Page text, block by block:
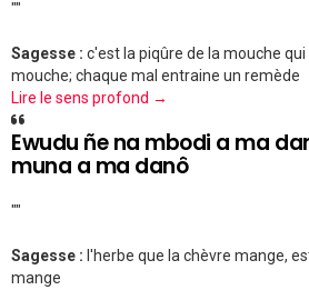
""
Sagesse : c'est la piqûre de la mouche
mouche; chaque mal entraine un remède
Lire le sens profond →
Ewudu ñe na mbodi a ma
muna a ma danô
""
Sagesse : l'herbe que la chèvre mange,
mange